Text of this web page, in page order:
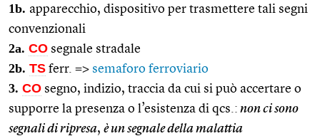
1b. apparecchio, dispositivo per trasmettere tali segni
convenzionali
2a. CO segnale stradale
2b. TS ferr. => semaforo ferroviario
3. CO segno, indizio, traccia da cui si può accertare o
supporre la presenza o l’esistenza di qcs.: non ci sono
segnali di ripresa, è un segnale della malattia